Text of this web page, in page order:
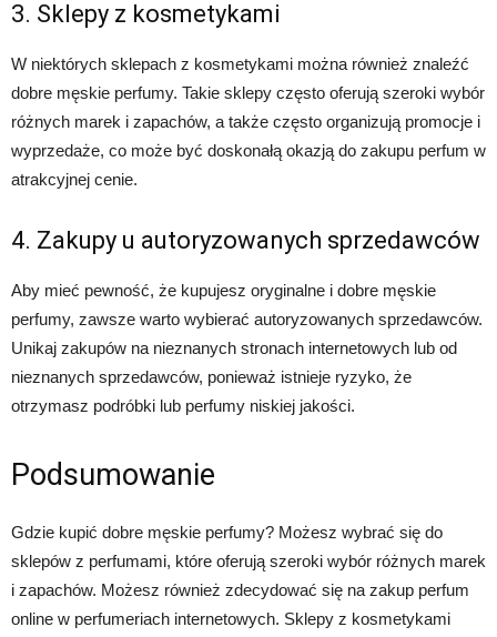
3. Sklepy z kosmetykami
W niektórych sklepach z kosmetykami można również znaleźć
dobre męskie perfumy. Takie sklepy często oferują szeroki wybór
różnych marek i zapachów, a także często organizują promocje i
wyprzedaże, co może być doskonałą okazją do zakupu perfum w
atrakcyjnej cenie.
4. Zakupy u autoryzowanych sprzedawców
Aby mieć pewność, że kupujesz oryginalne i dobre męskie
perfumy, zawsze warto wybierać autoryzowanych sprzedawców.
Unikaj zakupów na nieznanych stronach internetowych lub od
nieznanych sprzedawców, ponieważ istnieje ryzyko, że
otrzymasz podróbki lub perfumy niskiej jakości.
Podsumowanie
Gdzie kupić dobre męskie perfumy? Możesz wybrać się do
sklepów z perfumami, które oferują szeroki wybór różnych marek
i zapachów. Możesz również zdecydować się na zakup perfum
online w perfumeriach internetowych. Sklepy z kosmetykami